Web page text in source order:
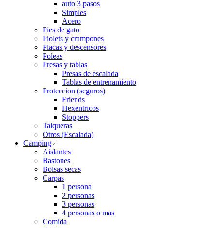
auto 3 pasos
Simples
Acero
Pies de gato
Piolets y crampones
Placas y descensores
Poleas
Presas y tablas
Presas de escalada
Tablas de entrenamiento
Proteccion (seguros)
Friends
Hexentricos
Stoppers
Talqueras
Otros (Escalada)
Camping
Aislantes
Bastones
Bolsas secas
Carpas
1 persona
2 personas
3 personas
4 personas o mas
Comida